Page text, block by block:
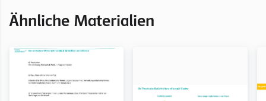
Ähnliche Materialien